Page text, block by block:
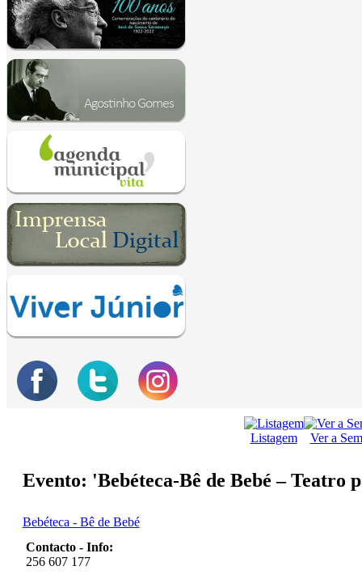
Listagem Ver a
Evento: 'Bebéteca-Bê de Bebé – Teatro
Bebéteca - Bê de Bebé
Contacto - Info:
256 607 177